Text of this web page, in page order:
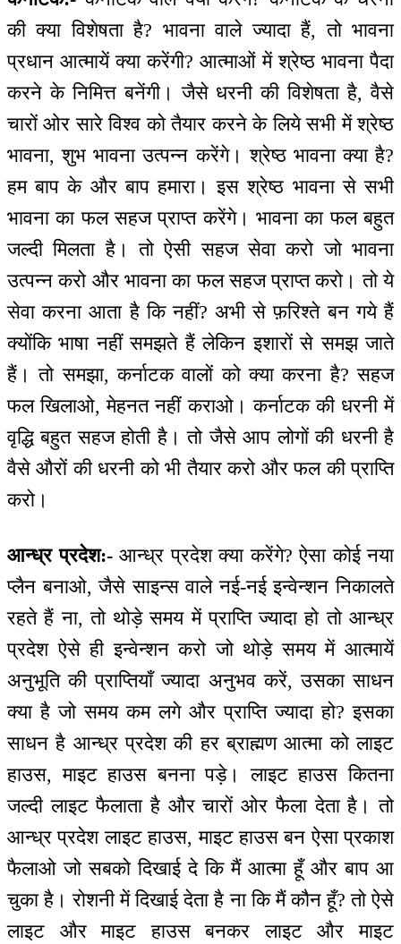
की क्या विशेषता है? भावना वाले ज्यादा हैं, तो भावना
प्रधान आत्मायें क्या करेंगी? आत्माओं में श्रेष्ठ भावना पैदा
करने के निमित्त बनेंगी। जैसे धरनी की विशेषता है, वैसे
चारों ओर सारे विश्व को तैयार करने के लिये सभी में श्रेष्ठ
भावना, शुभ भावना उत्पन्न करेंगे। श्रेष्ठ भावना क्या है?
हम बाप के और बाप हमारा। इस श्रेष्ठ भावना से सभी
भावना का फल सहज प्राप्त करेंगे। भावना का फल बहुत
जल्दी मिलता है। तो ऐसी सहज सेवा करो जो भावना
उत्पन्न करो और भावना का फल सहज प्राप्त करो। तो ये
सेवा करना आता है कि नहीं? अभी से फ़रिश्ते बन गये हैं
क्योंकि भाषा नहीं समझते हैं लेकिन इशारों से समझ जाते
हैं। तो समझा, कर्नाटक वालों को क्या करना है? सहज
फल खिलाओ, मेहनत नहीं कराओ। कर्नाटक की धरनी में
वृद्धि बहुत सहज होती है। तो जैसे आप लोगों की धरनी है
वैसे औरों की धरनी को भी तैयार करो और फल की प्राप्ति
करो।
आन्ध्र प्रदेश:-आन्ध्र प्रदेश क्या करेंगे? ऐसा कोई नया
प्लैन बनाओ, जैसे साइन्स वाले नई-नई इन्वेन्शन निकालते
रहते हैं ना, तो थोड़े समय में प्राप्ति ज्यादा हो तो आन्ध्र
प्रदेश ऐसे ही इन्वेन्शन करो जो थोड़े समय में आत्मायें
अनुभूति की प्राप्तियाँ ज्यादा अनुभव करें, उसका साधन
क्या है जो समय कम लगे और प्राप्ति ज्यादा हो? इसका
साधन है आन्ध्र प्रदेश की हर ब्राह्मण आत्मा को लाइट
हाउस, माइट हाउस बनना पड़े। लाइट हाउस कितना
जल्दी लाइट फैलाता है और चारों ओर फैला देता है। तो
आन्ध्र प्रदेश लाइट हाउस, माइट हाउस बन ऐसा प्रकाश
फैलाओ जो सबको दिखाई दे कि मैं आत्मा हूँ और बाप आ
चुका है। रोशनी में दिखाई देता है ना कि मैं कौन हूँ? तो ऐसे
लाइट और माइट हाउस बनकर लाइट और माइट